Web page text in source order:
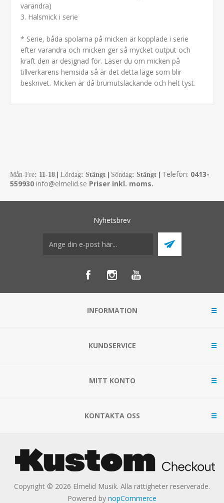
varandra)
3. Halsmick i serie
* Serie, båda spolarna på micken är kopplade i serie
efter varandra och micken ger så mycket output och
kraft den är designad för. Läser du om micken på
tillverkarens hemsida så är det detta läge som blir
beskrivet. Micken är då brumutsläckande och helt tyst.
Mån-Fre: 11-18 | Lördag: Stängt | Söndag: Stängt | Telefon: 0413-
559930 info@elmelid.se Priser inkl. moms.
Nyhetsbrev
INFORMATION
KUNDSERVICE
MITT KONTO
KONTAKTA OSS
Copyright © 2026 Elmelid Musik. Alla rättigheter reserverade.
Powered by nopCommerce